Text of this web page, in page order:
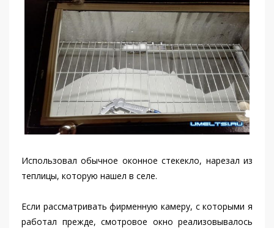
Использовал обычное оконное стекекло, нарезал из
теплицы, которую нашел в селе.
Если рассматривать фирменную камеру, с которыми я
работал прежде, смотровое окно реализовывалось